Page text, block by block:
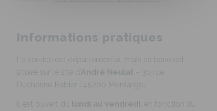
Informations pratiques
Le service est départemental, mais sa base est
située sur le site d’André Neulat – 30 rue
Duchesne Rabier | 45200 Montargis.
Il est ouvert du lundi au vendredi , en fonction du